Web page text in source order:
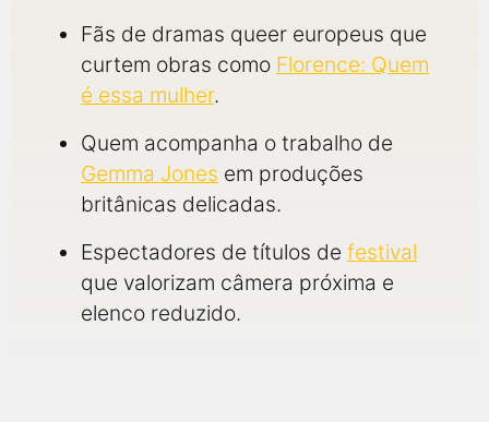
Fãs de dramas queer europeus que
curtem obras como Florence: Quem
é essa mulher.
Quem acompanha o trabalho de
Gemma Jones em produções
britânicas delicadas.
Espectadores de títulos de festival
que valorizam câmera próxima e
elenco reduzido.